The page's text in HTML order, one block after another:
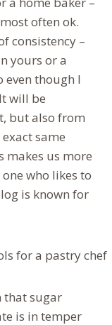
often ok.
consistency –
yours or a
even though I
will be
but also from
same
makes us more
who likes to
is known for
that sugar
is in temper